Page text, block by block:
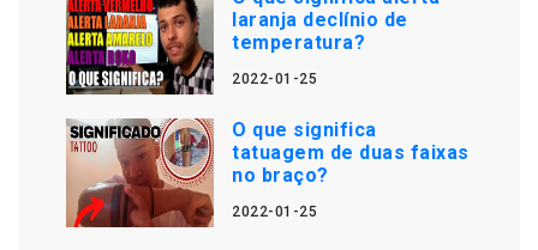
laranja declínio de
temperatura?
2022-01-25
O que significa
tatuagem de duas faixas
no braço?
2022-01-25